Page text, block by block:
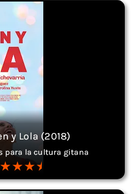
y Lola (2018)
para la cultura gitana